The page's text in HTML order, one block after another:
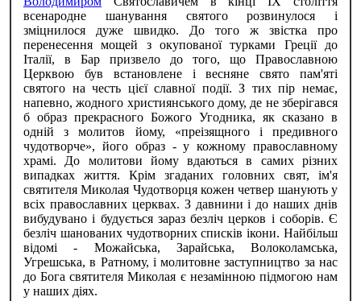
всенародне шанування святого розвинулося і
зміцнилося дуже швидко. До того ж звістка про
перенесення мощей з окупованої турками Греції до
Італії, в Бар призвело до того, що Православною
Церквою був встановлене і весняне свято пам'яті
святого на честь цієї славної події. З тих пір немає,
напевно, жодного християнського дому, де не зберігався
б образ прекрасного Божого Угодника, як сказано в
одній з молитов йому, «преізящного і предивного
чудотворче», його образ - у кожному православному
храмі. До молитови йому вдаються в самих різних
випадках життя. Крім згаданих головних свят, ім'я
святителя Миколая Чудотворця кожен четвер шанують у
всіх православних церквах. З давнини і до наших днів
вибудувано і будується зараз безліч церков і соборів. Є
безліч шанованих чудотворних списків ікони. Найбільш
відомі - Можайська, Зарайська, Волоколамська,
Угрешська, в Ратному, і молитовне заступництво за нас
до Бога святителя Миколая є незамінною підмогою нам
у наших діях.